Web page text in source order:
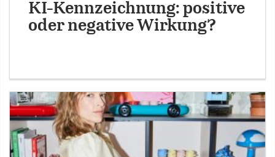
KI-Kennzeichnung: positive
oder negative Wirkung?